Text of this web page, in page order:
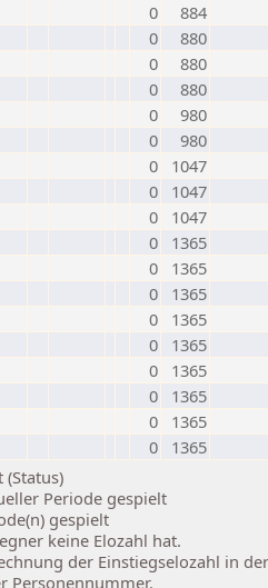
0
884
0
880
0
880
0
880
0
980
0
980
0
1047
0
1047
0
1047
0
1365
0
1365
0
1365
0
1365
0
1365
0
1365
0
1365
0
1365
0
1365
(Status)
Periode gespielt
gespielt
keine Elozahl hat.
der Einstiegselozahl in
Personennummer.